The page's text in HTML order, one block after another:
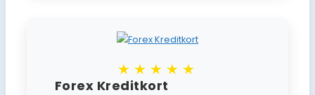
★★★★★
Forex Kreditkort